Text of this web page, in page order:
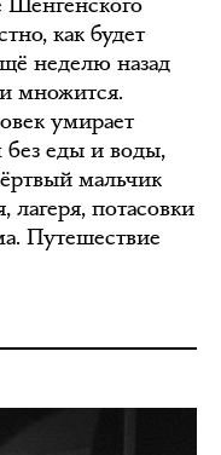
как будет
неделю назад
множится.
умирает
без еды и воды,
мальчик
лагеря, потасовки
Путешествие